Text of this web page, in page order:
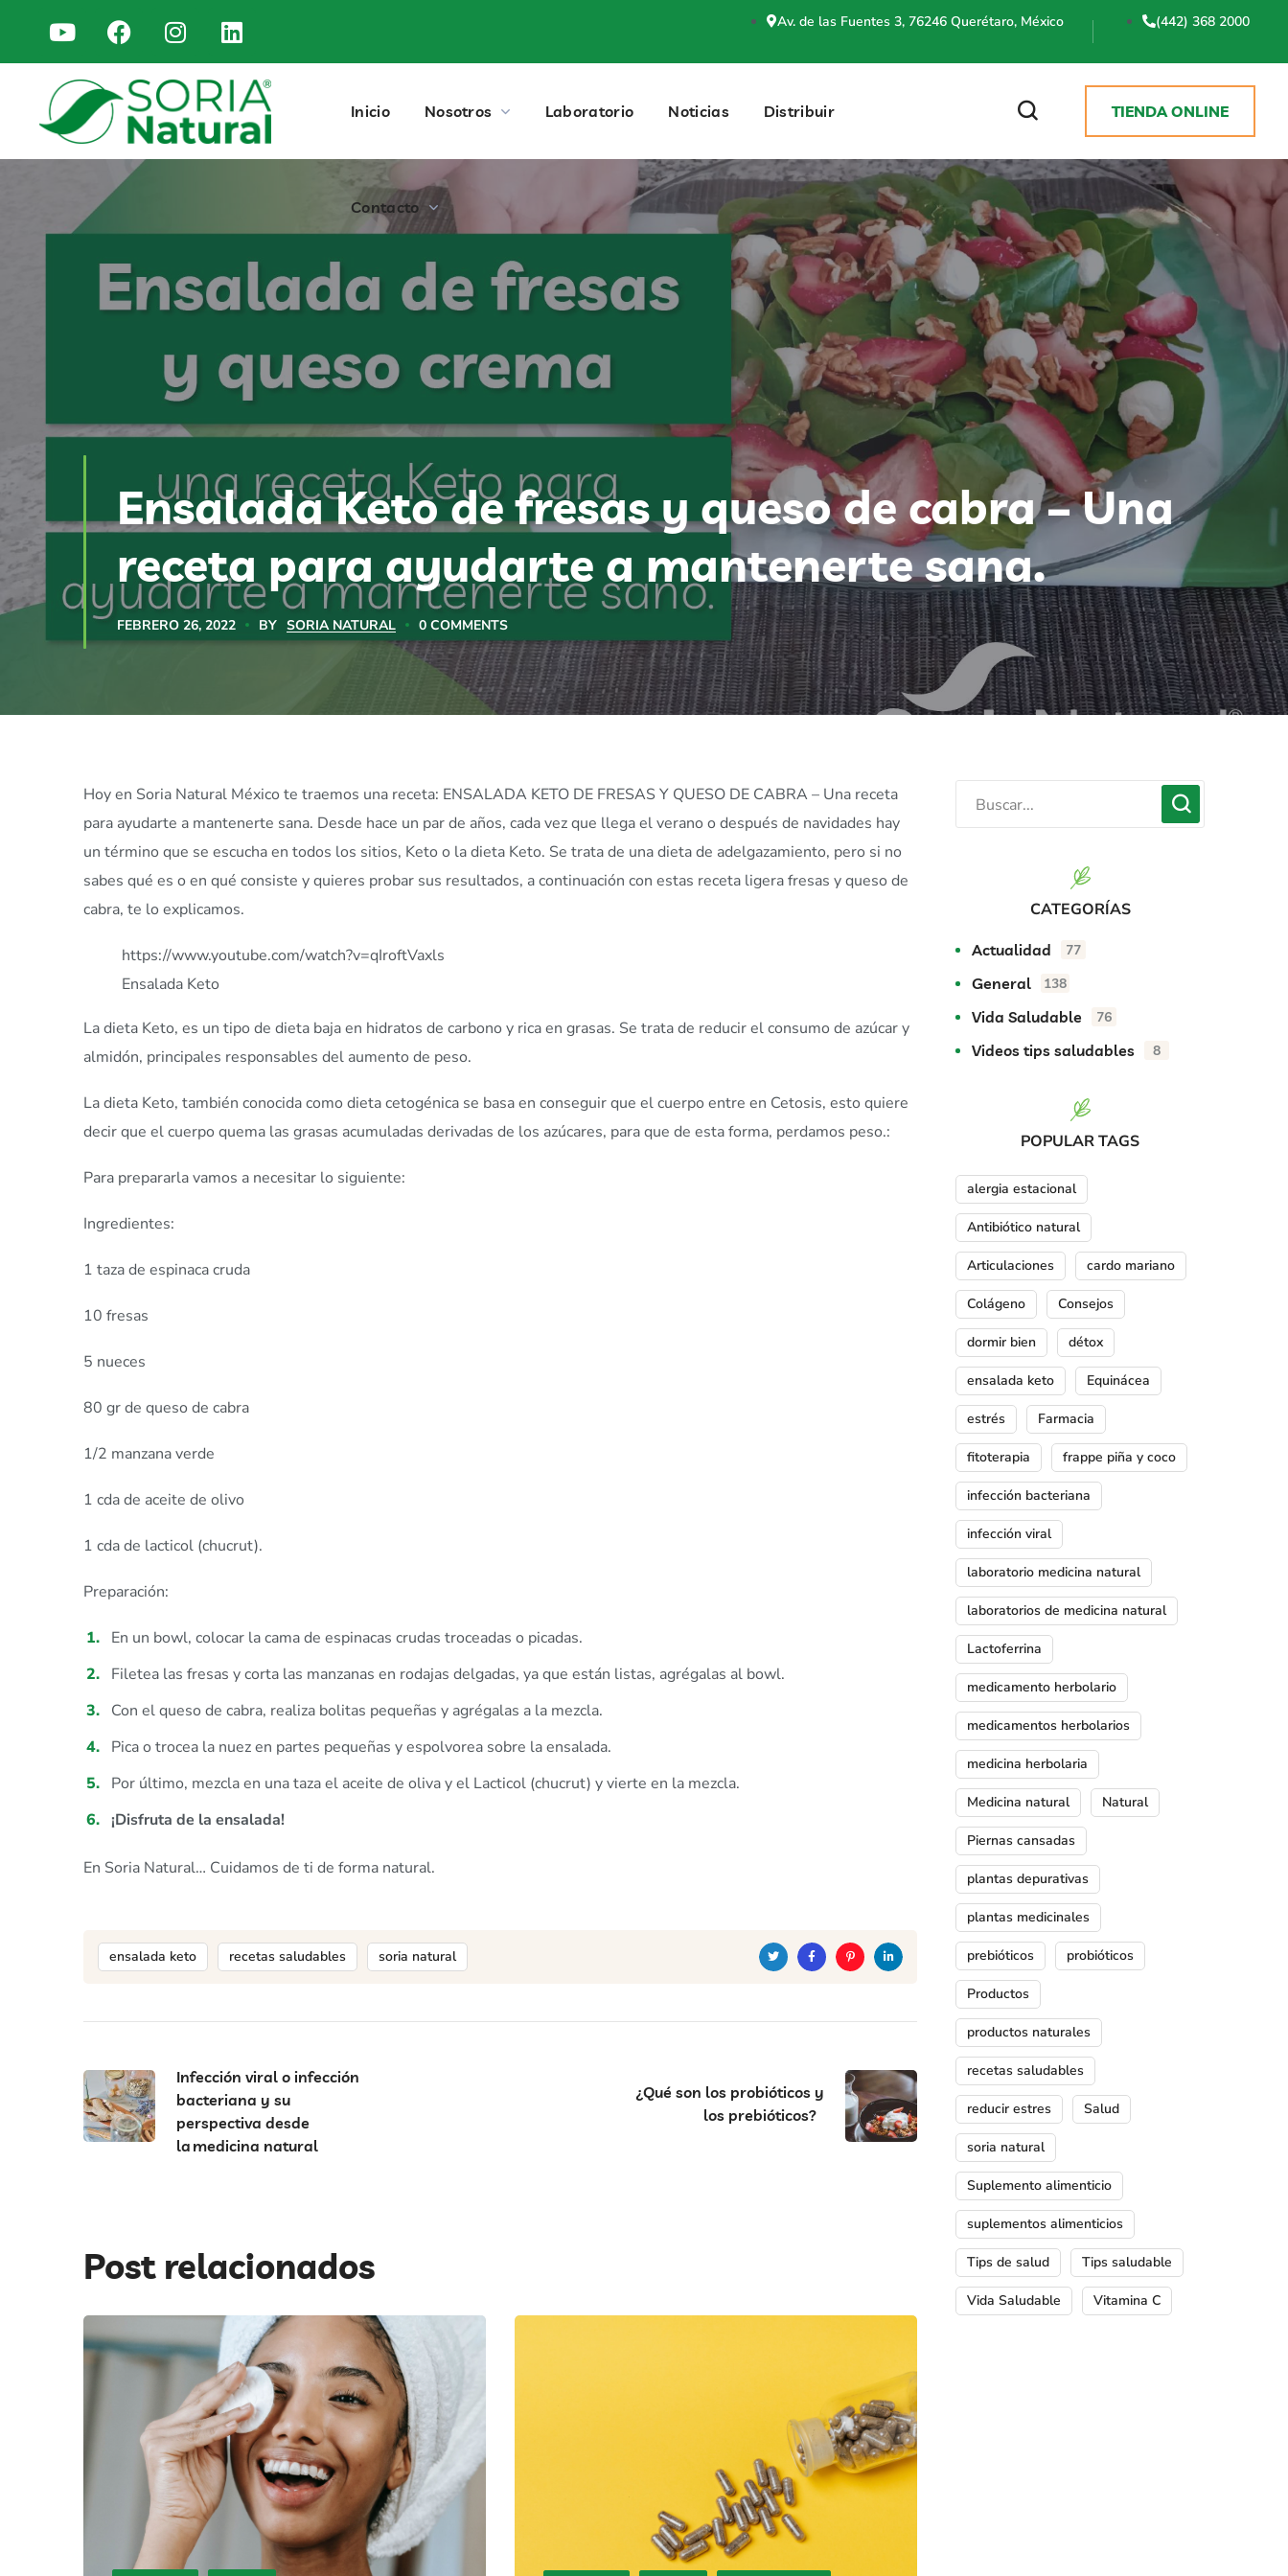
Av. de las Fuentes 3, 76246 Querétaro, México (442) 368 2000
Inicio Nosotros Laboratorio Noticias Distribuir
Contacto
TIENDA ONLINE
Ensalada Keto de fresas y queso de cabra – Una
receta para ayudarte a mantenerte sana.
FEBRERO 26, 2022 BY SORIA NATURAL 0 COMMENTS
Hoy en Soria Natural México te traemos una receta: ENSALADA KETO DE FRESAS Y QUESO DE CABRA – Una receta
para ayudarte a mantenerte sana. Desde hace un par de años, cada vez que llega el verano o después de navidades hay
un término que se escucha en todos los sitios, Keto o la dieta Keto. Se trata de una dieta de adelgazamiento, pero si no
sabes qué es o en qué consiste y quieres probar sus resultados, a continuación con estas receta ligera fresas y queso de
cabra, te lo explicamos.
https://www.youtube.com/watch?v=qIroftVaxls
Ensalada Keto
La dieta Keto, es un tipo de dieta baja en hidratos de carbono y rica en grasas. Se trata de reducir el consumo de azúcar y
almidón, principales responsables del aumento de peso.
La dieta Keto, también conocida como dieta cetogénica se basa en conseguir que el cuerpo entre en Cetosis, esto quiere
decir que el cuerpo quema las grasas acumuladas derivadas de los azúcares, para que de esta forma, perdamos peso.:
Para prepararla vamos a necesitar lo siguiente:
Ingredientes:
1 taza de espinaca cruda
10 fresas
5 nueces
80 gr de queso de cabra
1/2 manzana verde
1 cda de aceite de olivo
1 cda de lacticol (chucrut).
Preparación:
En un bowl, colocar la cama de espinacas crudas troceadas o picadas.
Filetea las fresas y corta las manzanas en rodajas delgadas, ya que están listas, agrégalas al bowl.
Con el queso de cabra, realiza bolitas pequeñas y agrégalas a la mezcla.
Pica o trocea la nuez en partes pequeñas y espolvorea sobre la ensalada.
Por último, mezcla en una taza el aceite de oliva y el Lacticol (chucrut) y vierte en la mezcla.
¡Disfruta de la ensalada!
En Soria Natural… Cuidamos de ti de forma natural.
ensalada keto recetas saludables soria natural Twitter FacebookPinterest
Infección viral o infección
bacteriana y su
perspectiva desde
la medicina natural
¿Qué son los probióticos y
los prebióticos?
Post relacionados
CATEGORÍAS
Actualidad 77
General 138
Vida Saludable 76
Videos tips saludables 8
POPULAR TAGS
alergia estacional
Antibiótico natural
Articulaciones cardo mariano
Colágeno Consejos
dormir bien détox
ensalada keto Equinácea
estrés Farmacia
fitoterapia frappe piña y coco
infección bacteriana
infección viral
laboratorio medicina natural
laboratorios de medicina natural
Lactoferrina
medicamento herbolario
medicamentos herbolarios
medicina herbolaria
Medicina natural Natural
Piernas cansadas
plantas depurativas
plantas medicinales
prebióticos probióticos
Productos
productos naturales
recetas saludables
reducir estres Salud
soria natural
Suplemento alimenticio
suplementos alimenticios
Tips de salud Tips saludable
Vida Saludable Vitamina C